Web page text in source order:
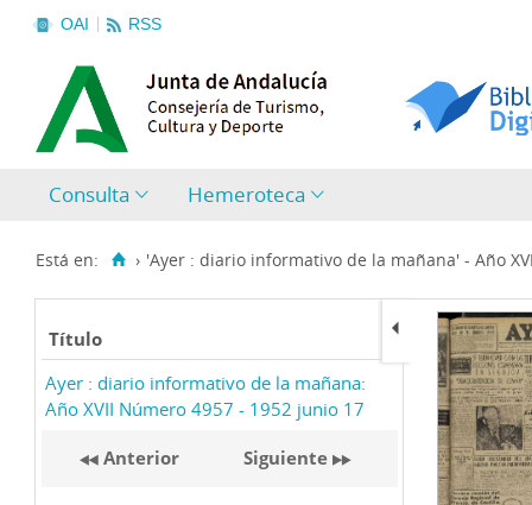
OAI RSS
Consulta Hemeroteca
Está en: › 'Ayer : diario informativo de la mañana' - Año
Título
Ayer : diario informativo de la mañana:
Año XVII Número 4957 - 1952 junio 17
Anterior Siguiente